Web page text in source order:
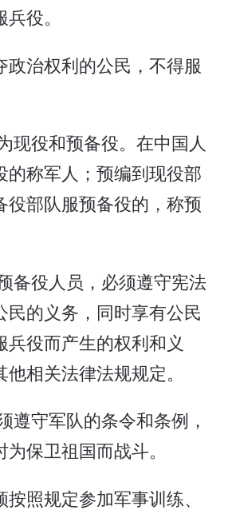
役。
政治权利的公民，不得服
现役和预备役。在中国人
的称军人；预编到现役部
役部队服预备役的，称预
备役人员，必须遵守宪法
民的义务，同时享有公民
兵役而产生的权利和义
相关法律法规规定。
遵守军队的条令和条例，
保卫祖国而战斗。
照规定参加军事训练、